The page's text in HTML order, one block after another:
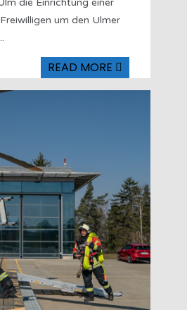
die Einrichtung einer
um den Ulmer
READ MORE